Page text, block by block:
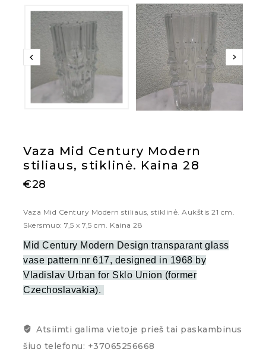
Vaza Mid Century Modern
stiliaus, stiklinė. Kaina 28
€28
Vaza Mid Century Modern stiliaus, stiklinė. Aukštis 21 cm.
Skersmuo: 7,5 x 7,5 cm. Kaina 28
Mid Century Modern Design transparant glass
vase pattern nr 617, designed in 1968 by
Vladislav Urban for Sklo Union (former
Czechoslavakia).
Atsiimti galima vietoje prieš tai paskambinus
šiuo telefonu: +37065256668